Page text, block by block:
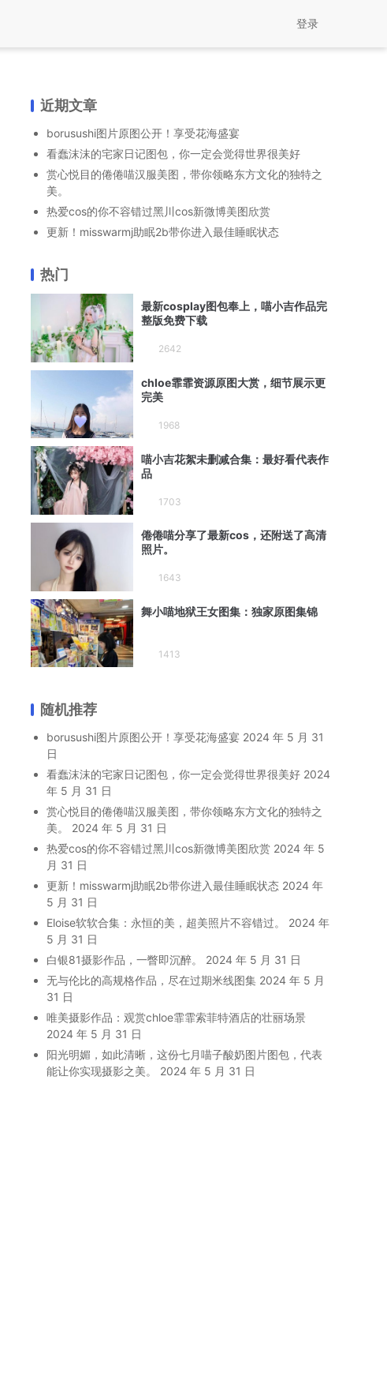
登录
近期文章
borusushi图片原图公开！享受花海盛宴
看蠢沫沫的宅家日记图包，你一定会觉得世界很美好
赏心悦目的倦倦喵汉服美图，带你领略东方文化的独特之
美。
热爱cos的你不容错过黑川cos新微博美图欣赏
更新！misswarmj助眠2b带你进入最佳睡眠状态
热门
最新cosplay图包奉上，喵小吉作品完
整版免费下载
2642
chloe霏霏资源原图大赏，细节展示更
完美
1968
喵小吉花絮未删减合集：最好看代表作
品
1703
倦倦喵分享了最新cos，还附送了高清
照片。
1643
舞小喵地狱王女图集：独家原图集锦
1413
随机推荐
borusushi图片原图公开！享受花海盛宴 2024 年 5 月 31
日
看蠢沫沫的宅家日记图包，你一定会觉得世界很美好 2024
年 5 月 31 日
赏心悦目的倦倦喵汉服美图，带你领略东方文化的独特之
美。
2024 年 5 月 31 日
热爱cos的你不容错过黑川cos新微博美图欣赏 2024 年 5
月 31 日
更新！misswarmj助眠2b带你进入最佳睡眠状态 2024 年
5 月 31 日
Eloise软软合集：永恒的美，超美照片不容错过。
2024 年
5 月 31 日
白银81摄影作品，一瞥即沉醉。
2024 年 5 月 31 日
无与伦比的高规格作品，尽在过期米线图集 2024 年 5 月
31 日
唯美摄影作品：观赏chloe霏霏索菲特酒店的壮丽场景
2024 年 5 月 31 日
阳光明媚，如此清晰，这份七月喵子酸奶图片图包，代表
能让你实现摄影之美。
2024 年 5 月 31 日